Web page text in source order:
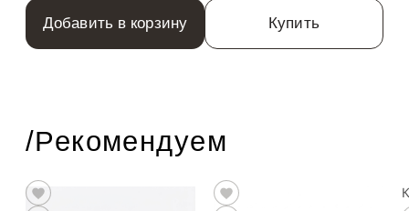
Добавить в корзину Купить
/Рекомендуем